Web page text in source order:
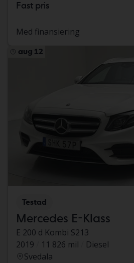
Fast pris
Med finansiering
aug 12
Testad
Mercedes E-Klass
E 200 d Kombi S213
2019
11 826 mil
Diesel
Svedala